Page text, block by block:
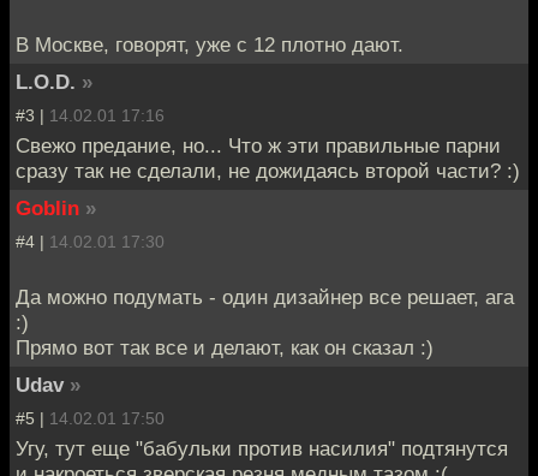
В Москве, говорят, уже с 12 плотно дают.
L.O.D. »
#3 | 14.02.01 17:16
Свежо предание, но... Что ж эти правильные парни
сразу так не сделали, не дожидаясь второй части? :)
Goblin »
#4 | 14.02.01 17:30
Да можно подумать - один дизайнер все решает, ага
:)
Прямо вот так все и делают, как он сказал :)
Udav »
#5 | 14.02.01 17:50
Угу, тут еще "бабульки против насилия" подтянутся